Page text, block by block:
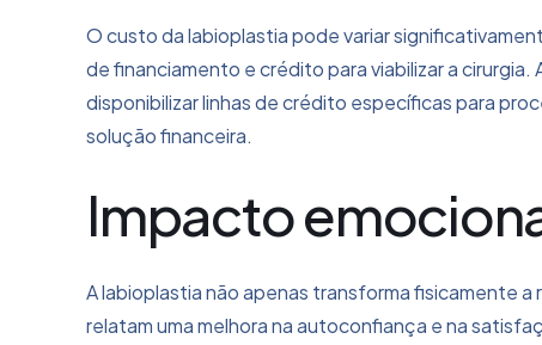
O custo da labioplastia pode variar
de financiamento e crédito para viabilizar a
disponibilizar linhas de crédito específicas para
solução financeira.
Impacto
A labioplastia não apenas transforma fisicamente
relatam uma melhora na autoconfiança e na